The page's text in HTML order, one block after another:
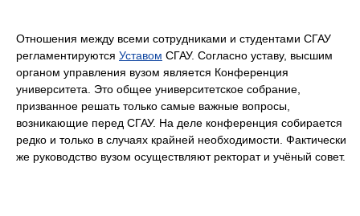
Отношения между всеми сотрудниками и студентами СГАУ
регламентируются Уставом СГАУ. Согласно уставу, высшим
органом управления вузом является Конференция
университета. Это общее университетское собрание,
призванное решать только самые важные вопросы,
возникающие перед СГАУ. На деле конференция собирается
редко и только в случаях крайней необходимости. Фактически
же руководство вузом осуществляют ректорат и учёный совет.